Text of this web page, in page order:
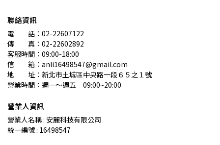
聯絡資訊
電　　話：02-22607122
傳　　真：02-22602892
客服時間：09:00-18:00
信　　箱：anli16498547@gmail.com
地　　址：新北市土城區中央路一段６５之１號
營業時間：週一～週五　09:00~20:00
營業人資訊
營業人名稱 : 安麗科技有限公司
統一編號 : 16498547